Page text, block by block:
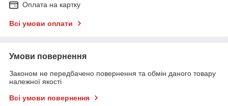
Оплата на картку
Всі умови оплати
Умови повернення
Законом не передбачено повернення та обмін даного товару
належної якості
Всі умови повернення